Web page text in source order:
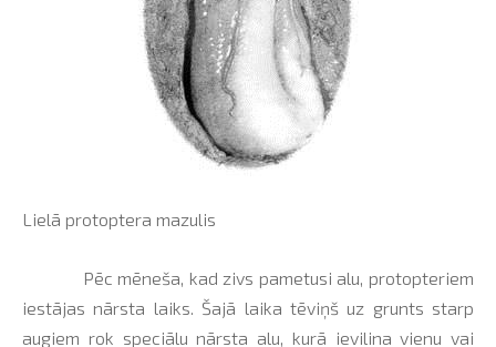
Lielā protoptera mazulis
Pēc mēneša, kad zivs pametusi alu, protopteriem
iestājas nārsta laiks. Šajā laika tēviņš uz grunts starp
augiem rok speciālu nārsta alu, kurā ievilina vienu vai